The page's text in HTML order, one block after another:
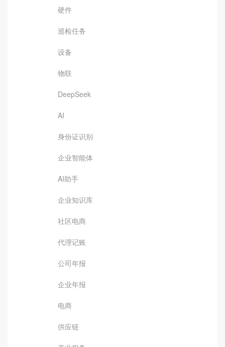
硬件
巡检任务
设备
物联
DeepSeek
AI
身份证识别
企业智能体
AI助手
企业知识库
社区电商
代理记账
公司年报
企业年报
电商
供应链